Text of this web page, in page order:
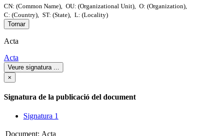
CN: (Common Name), OU: (Organizational Unit),
O: (Organization),
C: (Country),
ST: (State),
L: (Locality)
Tornar
Acta
Acta
Veure signatura
×
Signatura de la publicació del document
Signatura 1
Document: Acta